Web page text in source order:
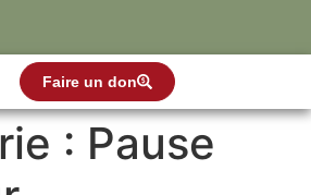
Faire un don
: Pause